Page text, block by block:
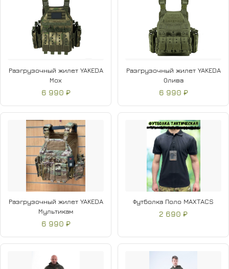
Разгрузочный жилет YAKEDA
Мох
6 990 ₽
Разгрузочный жилет YAKEDA
Олива
6 990 ₽
Разгрузочный жилет YAKEDA
Мультикам
6 990 ₽
Футболка Поло MAXTACS
2 690 ₽